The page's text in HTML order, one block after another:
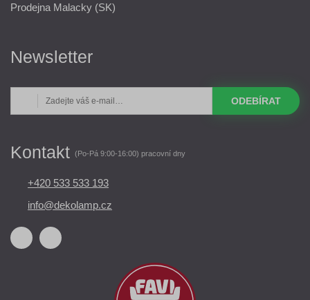
Prodejna Malacky (SK)
Newsletter
ODEBÍRAT
Kontakt (Po-Pá 9:00-16:00) pracovní dny
+420 533 533 193
info@dekolamp.cz